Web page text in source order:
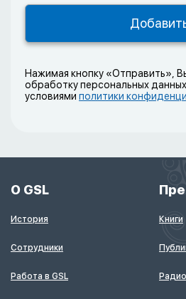
Нажимая кнопку «Отправить»,
обработку персональных
условиями политики
О GSL
История
Сотрудники
Работа в GSL
Книги